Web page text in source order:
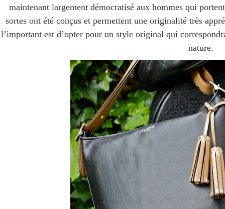
maintenant largement démocratisé aux hommes qui
sortes ont été conçus et permettent une originalité très
l’important est d’opter pour un style original qui
nature.